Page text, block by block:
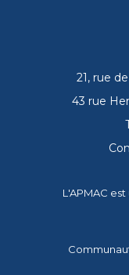
21, rue
43 rue
L'APMAC